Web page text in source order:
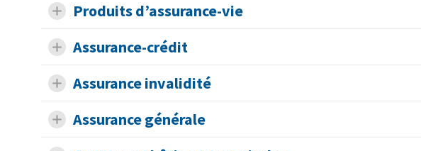
Produits d’assurance-vie
Assurance-crédit
Assurance invalidité
Assurance générale